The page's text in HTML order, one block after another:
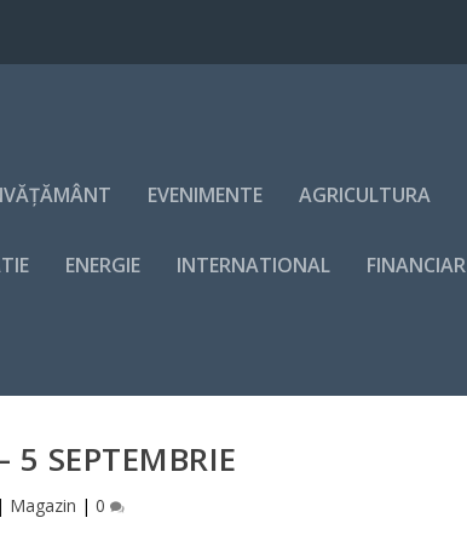
EVENIMENTE AGRICULTURA
ENERGIE INTERNATIONAL FINANCIAR
5 SEPTEMBRIE
| Magazin | 0